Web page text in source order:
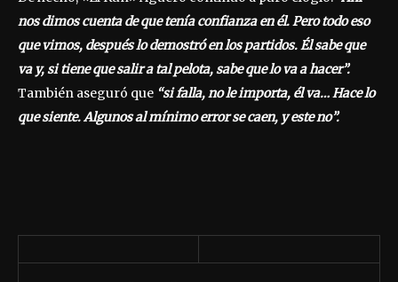
nos dimos cuenta de que tenía confianza en él. Pero todo eso
que vimos, después lo demostró en los partidos. Él sabe que
va y, si tiene que salir a tal pelota, sabe que lo va a hacer”.
También aseguró que “si falla, no le importa, él va… Hace lo
que siente. Algunos al mínimo error se caen, y este no”.